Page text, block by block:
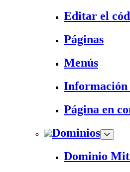
Editar el
Páginas
Menús
Información
Página en
Dominios
Dominio